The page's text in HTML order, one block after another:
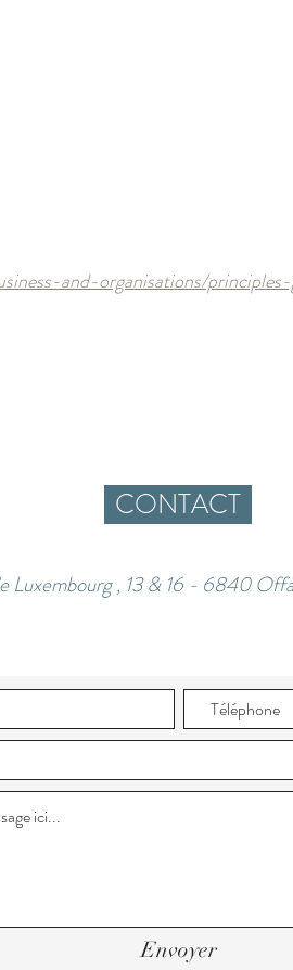
and-organisations/
CONTACT
Luxembourg , 13 & 16 - 6840
Envoyer